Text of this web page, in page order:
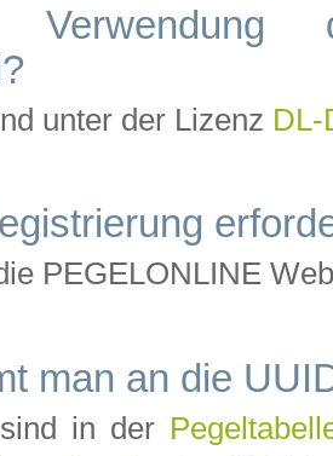
unter der Lizenz
PEGELONLINE
man an die
in der